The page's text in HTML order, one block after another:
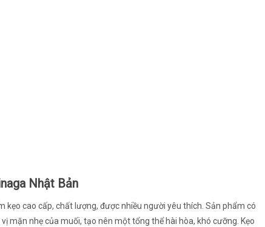
Nhật Bản
kẹo cao cấp, chất lượng, được nhiều người yêu thích. Sản phẩm có
mặn nhẹ của muối, tạo nên một tổng thể hài hòa, khó cưỡng. Kẹo